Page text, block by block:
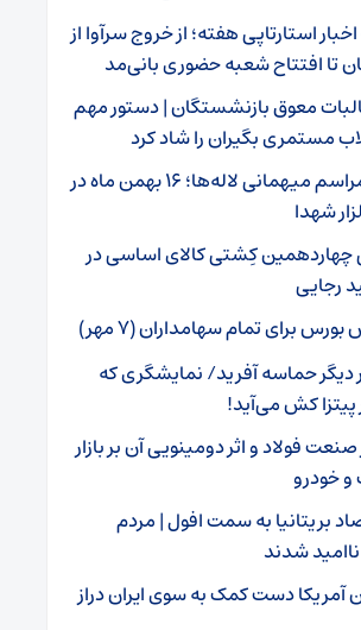
استارتاپی هفته؛ از خروج سرآوا از
تا افتتاح شعبه حضوری بانی‌مد
معوق بازنشستگان | دستور مهم
مستمری بگیران را شاد کرد
برگزاری مراسم میهمانی لاله‌ها؛ ۱۶ بهمن ماه در
چهاردهمین کِشتی کالای اساسی در
رجایی
برای تمام سهامداران (۷ مهر)
دیگر حماسه آفرید/ نمایشگری که
پیتزا کش می‌آید!
فولاد و اثر دومینویی آن بر بازار
و خودرو
بریتانیا به سمت افول | مردم
شدند
آمریکا دست کمک به سوی ایران دراز